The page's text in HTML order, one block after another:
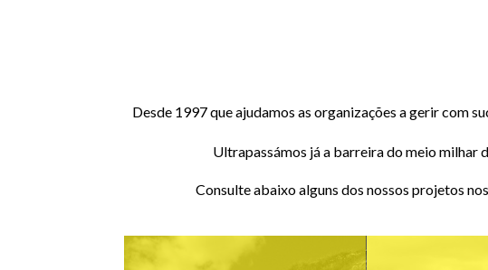
Desde 1997 que ajudamos as organizações a gerir com
Ultrapassámos já a barreira do meio milhar
Consulte abaixo alguns dos nossos projetos